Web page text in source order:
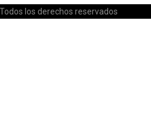
Todos los derechos reservados